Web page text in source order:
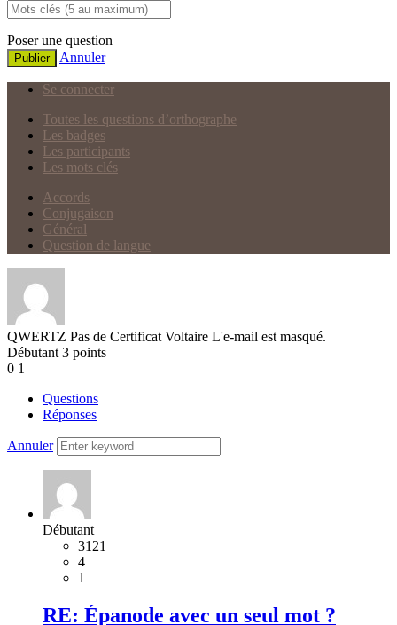
Poser une question
Publier Annuler
Se connecter
Toutes les questions d’orthographe
Les badges
Les participants
Les mots clés
Accords
Conjugaison
Général
Question de langue
QWERTZ Pas de Certificat Voltaire L'e-mail est masqué.
Débutant 3 points
0 1
Questions
Réponses
Annuler
Débutant
3121
4
1
RE: Épanode avec un seul mot ?